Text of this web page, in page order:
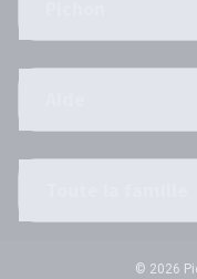
© 2026